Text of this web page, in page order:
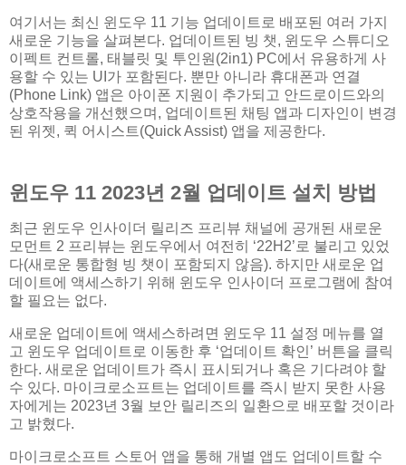
여기서는 최신 윈도우 11 기능 업데이트로 배포된 여러 가지
새로운 기능을 살펴본다. 업데이트된 빙 챗, 윈도우 스튜디오
이펙트 컨트롤, 태블릿 및 투인원(2in1) PC에서 유용하게 사
용할 수 있는 UI가 포함된다. 뿐만 아니라 휴대폰과 연결
(Phone Link) 앱은 아이폰 지원이 추가되고 안드로이드와의
상호작용을 개선했으며, 업데이트된 채팅 앱과 디자인이 변경
된 위젯, 퀵 어시스트(Quick Assist) 앱을 제공한다.
윈도우 11 2023년 2월 업데이트 설치 방법
최근 윈도우 인사이더 릴리즈 프리뷰 채널에 공개된 새로운
모먼트 2 프리뷰는 윈도우에서 여전히 ‘22H2’로 불리고 있었
다(새로운 통합형 빙 챗이 포함되지 않음). 하지만 새로운 업
데이트에 액세스하기 위해 윈도우 인사이더 프로그램에 참여
할 필요는 없다.
새로운 업데이트에 액세스하려면 윈도우 11 설정 메뉴를 열
고 윈도우 업데이트로 이동한 후 ‘업데이트 확인’ 버튼을 클릭
한다. 새로운 업데이트가 즉시 표시되거나 혹은 기다려야 할
수 있다. 마이크로소프트는 업데이트를 즉시 받지 못한 사용
자에게는 2023년 3월 보안 릴리즈의 일환으로 배포할 것이라
고 밝혔다.
마이크로소프트 스토어 앱을 통해 개별 앱도 업데이트할 수